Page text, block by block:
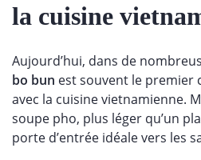
la cuisine
Aujourd’hui, dans de
bo bun est souvent le premier
avec la cuisine vietnamienne.
soupe pho, plus léger qu’un
porte d’entrée idéale vers les